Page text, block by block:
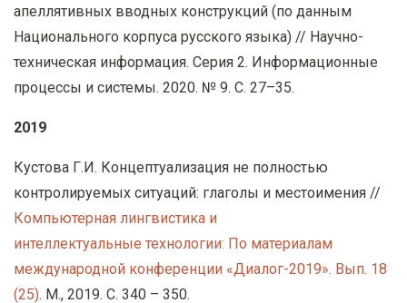
апеллятивных вводных конструкций (по данным
Национального корпуса русского языка) // Научно-
техническая информация. Серия 2. Информационные
процессы и системы. 2020. № 9. С. 27–35.
2019
Кустова Г.И. Концептуализация не полностью
контролируемых ситуаций: глаголы и местоимения //
Компьютерная лингвистика и
интеллектуальные технологии: По материалам
международной конференции «Диалог-2019». Вып. 18
(25). М., 2019. С. 340 – 350.